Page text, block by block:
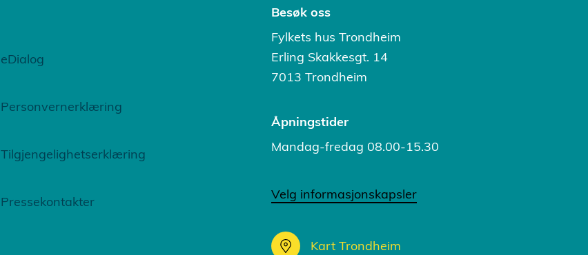
eDialog
Personvernerklæring
Tilgjengelighetserklæring
Pressekontakter
Besøk oss
Fylkets hus Trondheim
Erling Skakkesgt. 14
7013 Trondheim
Åpningstider
Mandag-fredag 08.00-15.30
Velg informasjonskapsler
Kart Trondheim